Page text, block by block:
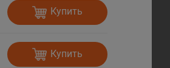
Купить
Купить